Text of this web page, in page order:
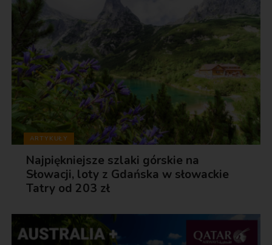
ARTYKUŁY
Najpiękniejsze szlaki górskie na
Słowacji, loty z Gdańska w słowackie
Tatry od 203 zł